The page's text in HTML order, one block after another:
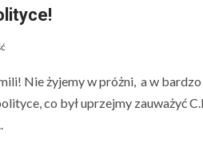
Nie żyjemy w próżni, a w bardzo
co był uprzejmy zauważyć